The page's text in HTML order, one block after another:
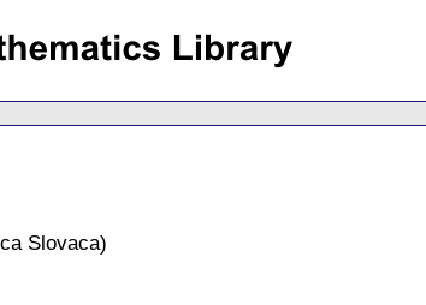
Slovaca)